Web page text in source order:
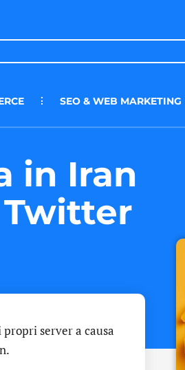
SEO & WEB MARKETING
in Iran
Twitter
server a causa